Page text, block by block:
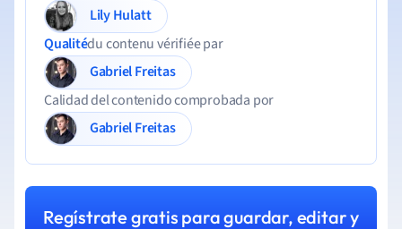
Lily Hulatt
Qualitédu contenu vérifiée par
Gabriel Freitas
Calidad del contenido comprobada por
Gabriel Freitas
Regístrate gratis para guardar, editar y